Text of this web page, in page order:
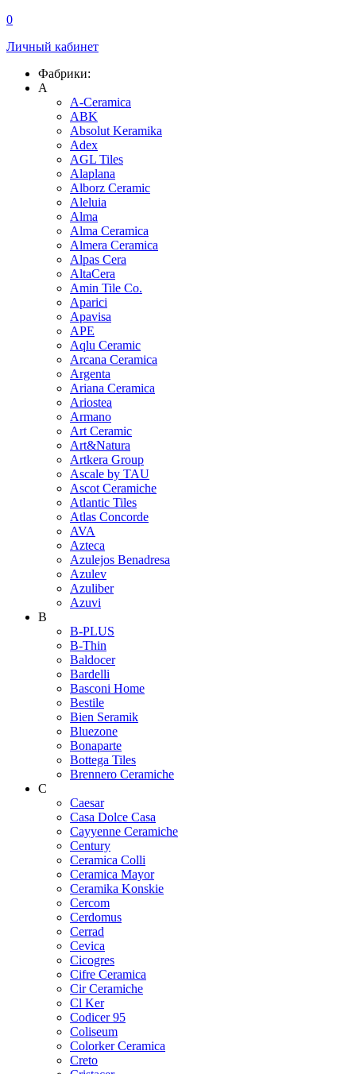
0
Личный кабинет
Фабрики:
A
A-Ceramica
ABK
Absolut Keramika
Adex
AGL Tiles
Alaplana
Alborz Ceramic
Aleluia
Alma
Alma Ceramica
Almera Ceramica
Alpas Cera
AltaCera
Amin Tile Co.
Aparici
Apavisa
APE
Aqlu Ceramic
Arcana Ceramica
Argenta
Ariana Ceramica
Ariostea
Armano
Art Ceramic
Art&Natura
Artkera Group
Ascale by TAU
Ascot Ceramiche
Atlantic Tiles
Atlas Concorde
AVA
Azteca
Azulejos Benadresa
Azulev
Azuliber
Azuvi
B
B-PLUS
B-Thin
Baldocer
Bardelli
Basconi Home
Bestile
Bien Seramik
Bluezone
Bonaparte
Bottega Tiles
Brennero Ceramiche
C
Caesar
Casa Dolce Casa
Cayyenne Ceramiche
Century
Ceramica Colli
Ceramica Mayor
Ceramika Konskie
Cercom
Cerdomus
Cerrad
Cevica
Cicogres
Cifre Ceramica
Cir Ceramiche
Cl Ker
Codicer 95
Coliseum
Colorker Ceramica
Creto